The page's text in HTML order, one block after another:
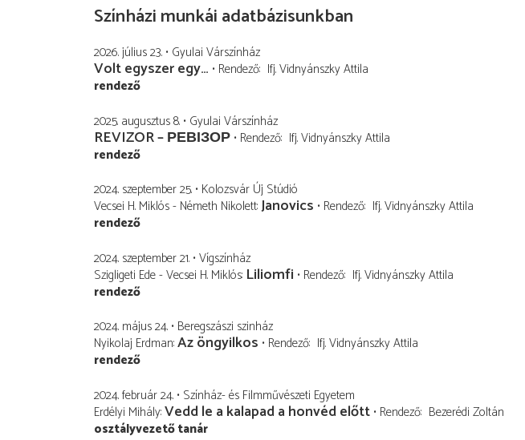
Színházi munkái adatbázisunkban
2026. július 23. Gyulai Várszínház
Volt egyszer egy… Rendező Ifj. Vidnyánszky Attila
rendező
2025. augusztus 8. Gyulai Várszínház
REVIZOR – РЕВІЗОР Rendező Ifj. Vidnyánszky Attila
rendező
2024. szeptember 25. Kolozsvár Új Stúdió
Vecsei H. Miklós - Németh Nikolett Janovics Rendező Ifj. Vidnyánszky Attila
rendező
2024. szeptember 21. Vígszínház
Szigligeti Ede - Vecsei H. Miklós Liliomfi Rendező Ifj. Vidnyánszky Attila
rendező
2024. május 24. Beregszászi szinház
Nyikolaj Erdman Az öngyilkos Rendező Ifj. Vidnyánszky Attila
rendező
2024. február 24. Színház- és Filmművészeti Egyetem
Erdélyi Mihály Vedd le a kalapad a honvéd előtt Rendező Bezerédi Zoltán
osztályvezető tanár